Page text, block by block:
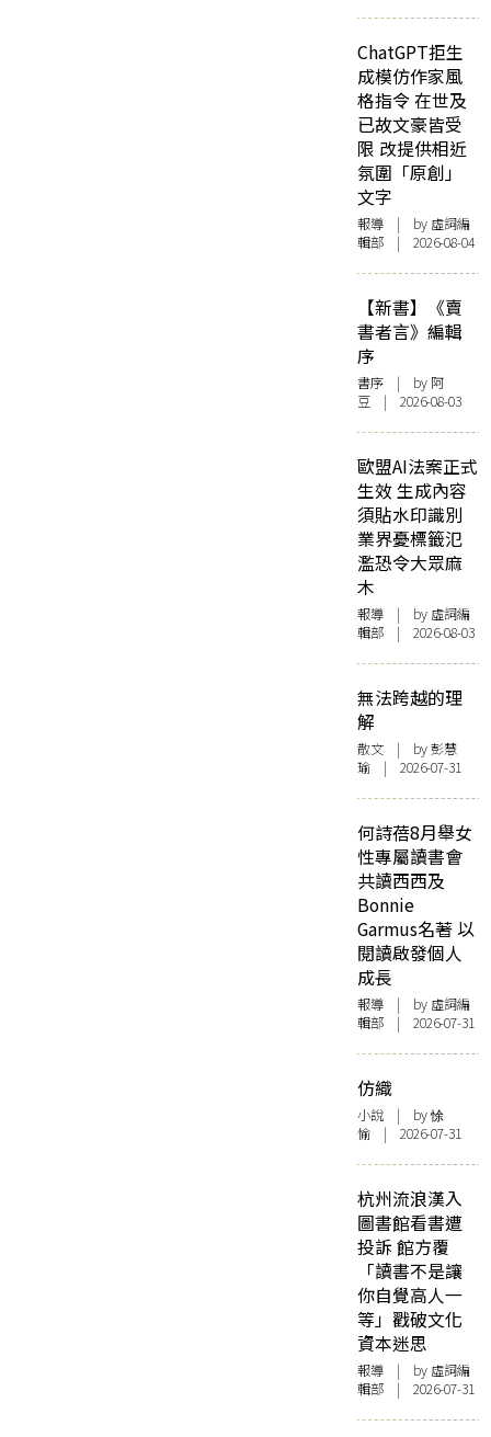
ChatGPT拒生
成模仿作家風
格指令 在世及
已故文豪皆受
限 改提供相近
氛圍「原創」
文字
報導 | by 虛詞編
輯部 | 2026-08-04
【新書】《賣
書者言》編輯
序
書序 | by 阿
豆 | 2026-08-03
歐盟AI法案正式
生效 生成內容
須貼水印識別
業界憂標籤氾
濫恐令大眾麻
木
報導 | by 虛詞編
輯部 | 2026-08-03
無法跨越的理
解
散文 | by 彭慧
瑜 | 2026-07-31
何詩蓓8月舉女
性專屬讀書會
共讀西西及
Bonnie
Garmus名著 以
閱讀啟發個人
成長
報導 | by 虛詞編
輯部 | 2026-07-31
仿織
小說 | by 悇
愉 | 2026-07-31
杭州流浪漢入
圖書館看書遭
投訴 館方覆
「讀書不是讓
你自覺高人一
等」戳破文化
資本迷思
報導 | by 虛詞編
輯部 | 2026-07-31